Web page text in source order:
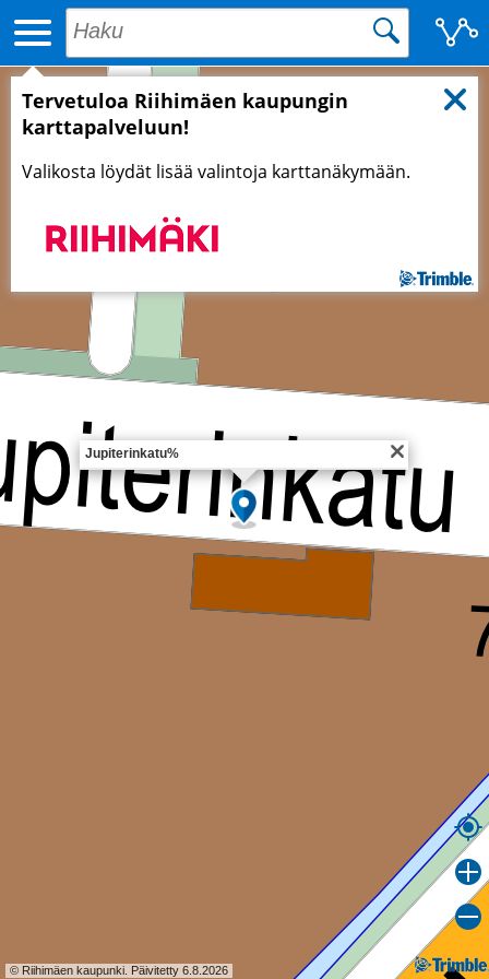
Jupiterinkatu%
© Riihimäen kaupunki. Päivitetty 6.8.2026
Tervetuloa Riihimäen kaupungin
karttapalveluun!
Valikosta löydät lisää valintoja karttanäkymään.